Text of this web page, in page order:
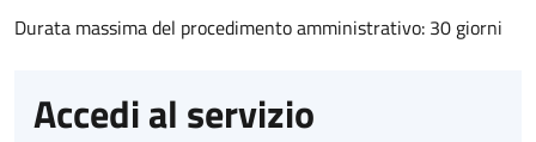
Durata massima del procedimento amministrativo: 30 giorni
Accedi al servizio